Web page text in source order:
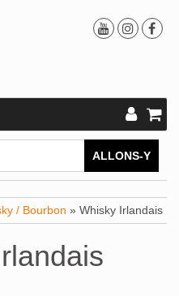
ALLONS-Y
/ Bourbon » Whisky Irlandais